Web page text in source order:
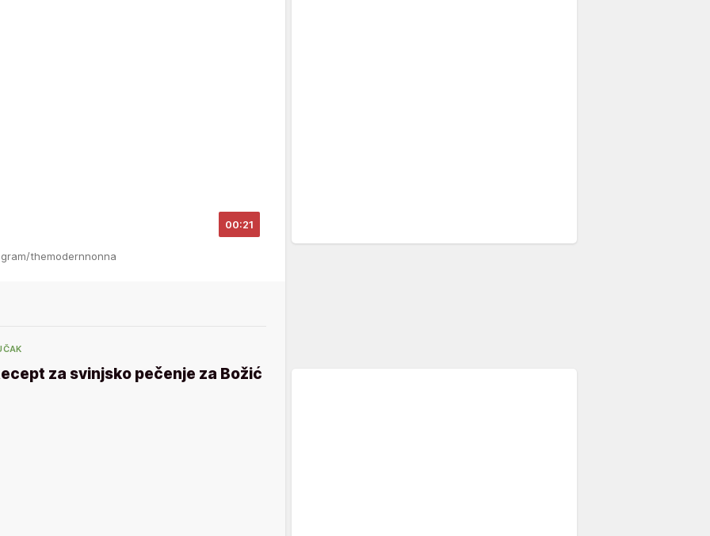
00:21
themodernnonna
za svinjsko pečenje za Božić